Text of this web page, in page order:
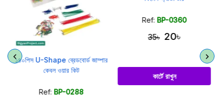
১৪০পিস U-Shape ব্রেডবোর্ড জাম্পার
কেবল ওয়ার কিট
Ref: BP-0288
Ref: BP-0360
35৳ 20৳
কার্টে রাখুন